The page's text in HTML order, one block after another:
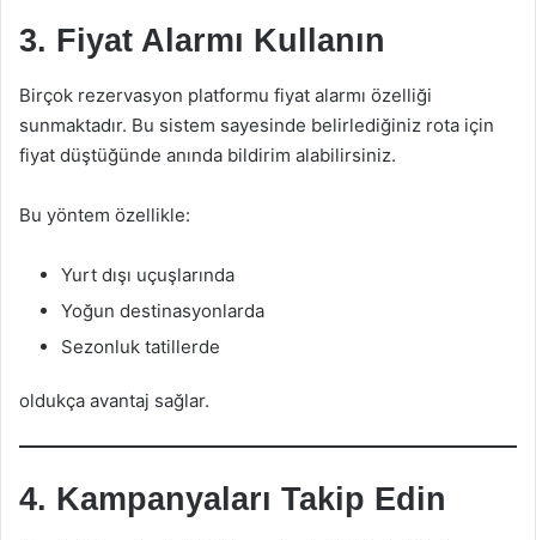
3. Fiyat Alarmı Kullanın
Birçok rezervasyon platformu fiyat alarmı özelliği
sunmaktadır. Bu sistem sayesinde belirlediğiniz rota için
fiyat düştüğünde anında bildirim alabilirsiniz.
Bu yöntem özellikle:
Yurt dışı uçuşlarında
Yoğun destinasyonlarda
Sezonluk tatillerde
oldukça avantaj sağlar.
4. Kampanyaları Takip Edin